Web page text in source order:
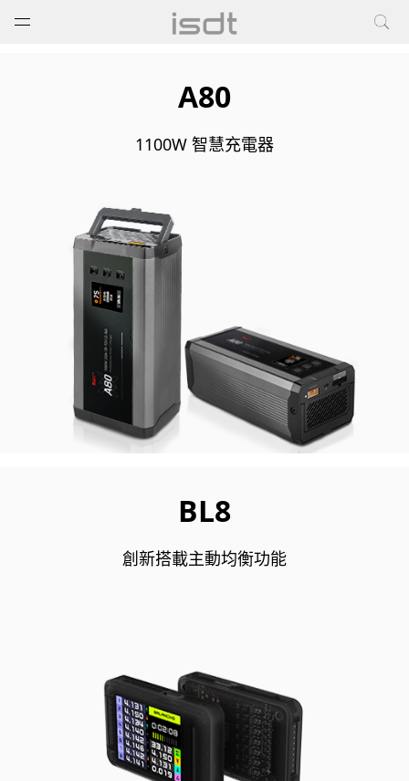
打开菜单
A80
1100W 智慧充電器
BL8
創新搭載主動均衡功能